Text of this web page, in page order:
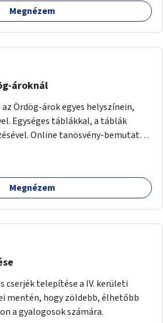
Megnézem
ároknál
Ördög-árok egyes helyszínein,
Egységes táblákkal, a táblák
Online tanösvény-bemutató
Megnézem
cserjék telepítése a IV. kerületi
mentén, hogy zöldebb, élhetőbb
a gyalogosok számára.